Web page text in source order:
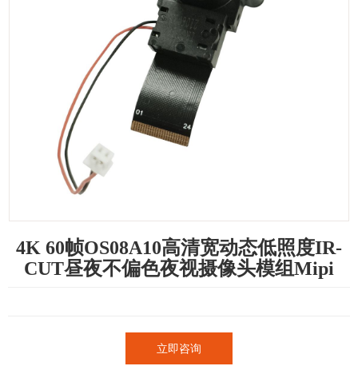
4K 60帧OS08A10高清宽动态低照度IR-
CUT昼夜不偏色夜视摄像头模组Mipi
立即咨询